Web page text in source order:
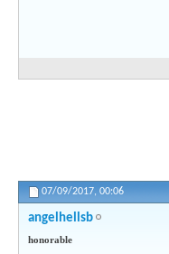
07/09/2017, 00:06
angelhellsb
honorable